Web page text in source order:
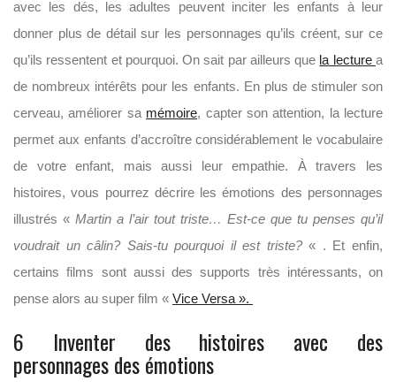
avec les dés, les adultes peuvent inciter les enfants à leur
donner plus de détail sur les personnages qu’ils créent, sur ce
qu’ils ressentent et pourquoi. On sait par ailleurs que la lecturea
de nombreux intérêts pour les enfants. En plus de stimuler son
cerveau, améliorer sa mémoire, capter son attention, la lecture
permet aux enfants d’accroître considérablement le vocabulaire
de votre enfant, mais aussi leur empathie. À travers les
histoires, vous pourrez décrire les émotions des personnages
illustrés « Martin a l’air tout triste… Est-ce que tu penses qu’il
voudrait un câlin? Sais-tu pourquoi il est triste?« . Et enfin,
certains films sont aussi des supports très intéressants, on
pense alors au super film « Vice Versa ».
6 Inventer des histoires avec des
personnages des émotions